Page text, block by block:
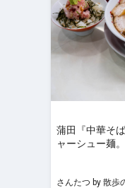
蒲田『中華そ
ャーシュー麺
さんたつ by 散歩